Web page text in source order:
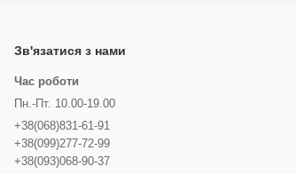
Зв'язатися з нами
Час роботи
Пн.-Пт. 10.00-19.00
+38(068)831-61-91
+38(099)277-72-99
+38(093)068-90-37